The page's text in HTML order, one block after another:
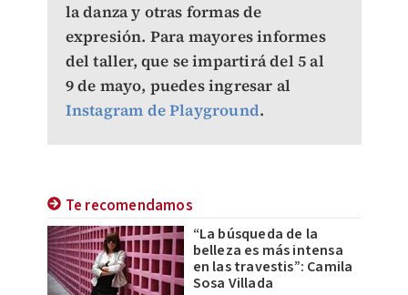
la danza y otras formas de
expresión. Para mayores informes
del taller, que se impartirá del 5 al
9 de mayo, puedes ingresar al
Instagram de Playground.
Te recomendamos
“La búsqueda de la
belleza es más intensa
en las travestis”: Camila
Sosa Villada